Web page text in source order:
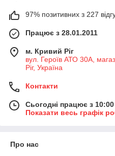
97% позитивних з 227
Працює з 28.01.2011
м. Кривий Ріг
вул. Героїв АТО 30А,
Ріг, Україна
Контакти
Сьогодні працює з
Показати весь графік
Про нас